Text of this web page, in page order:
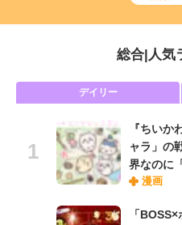
総合 人気
デイリー
『ちいか
ャラ」の
界なのに
漫画
「